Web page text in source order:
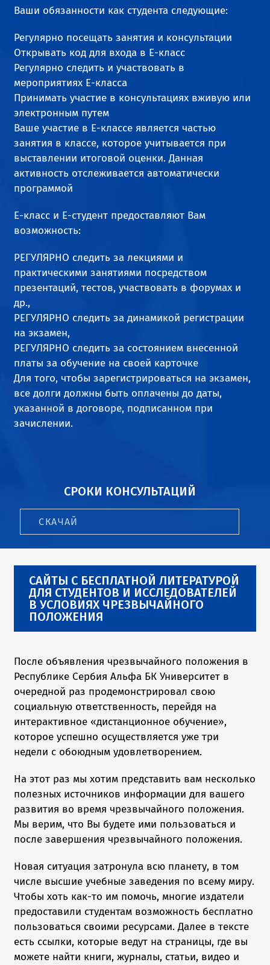
Ваши обязанности как студента следующие:
Регулярно посещать занятия и консультации
Открывать код для входа в Е-класс
Регулярно следить и участвовать в
мероприятиях Е-класса
Принимать участие в консультациях вживую или
электронным путем
Ваше участие в E-классе является частью
занятия в классе, которое учитывается при
выставлении итоговой оценки. Данная
активность отслеживается автоматически
программой
Е-класс и Е-студент предоставляют Вам
возможность:
РЕГУЛЯРНО следить за лекциями и
практическими занятиями посредством
презентаций, тестов, участвовать в форумах и
др.,
РЕГУЛЯРНО следить за динамикой регистрации
на экзамен,
РЕГУЛЯРНО следить за состоянием внесенной
платы за обучение на своей карточке
Для того, чтобы зарегистрироваться на экзамен,
все долги должны быть оплачены до даты,
указанной в договоре, подписанном при
зачислении.
СРОКИ КОНСУЛЬТАЦИЙ
СКАЧАЙ
САЙТЫ С БЕСПЛАТНОЙ ЛИТЕРАТУРОЙ
ДЛЯ СТУДЕНТОВ И ИССЛЕДОВАТЕЛЕЙ
В УСЛОВИЯХ ЧРЕЗВЫЧАЙНОГО
ПОЛОЖЕНИЯ
После объявления чрезвычайного положения в
Республике Сербия Альфа БК Университет в
очередной раз продемонстрировал свою
социальную ответственность, перейдя на
интерактивное «дистанционное обучение»,
которое успешно осуществляется уже три
недели с обоюдным удовлетворением.
На этот раз мы хотим представить вам несколько
полезных источников информации для вашего
развития во время чрезвычайного положения.
Мы верим, что Вы будете ими пользоваться и
после завершения чрезвычайного положения.
Новая ситуация затронула всю планету, в том
числе высшие учебные заведения по всему миру.
Чтобы хоть как-то им помочь, многие издатели
предоставили студентам возможность бесплатно
пользоваться своими ресурсами. Далее в тексте
есть ссылки, которые ведут на страницы, где вы
можете найти книги, журналы, статьи, видео и